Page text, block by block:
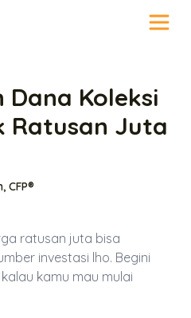
Dana Koleksi
Ratusan Juta
CFP®
ratusan juta bisa
investasi lho. Begini
kamu mau mulai